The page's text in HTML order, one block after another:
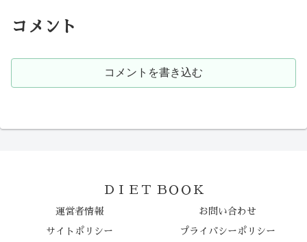
コメント
コメントを書き込む
ＤＩＥＴ ＢＯＯＫ
運営者情報 お問い合わせ
サイトポリシー プライバシーポリシー